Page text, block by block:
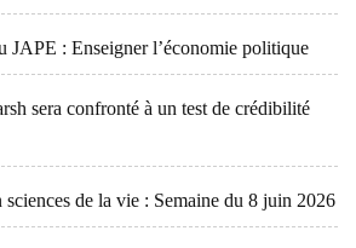
JAPE : Enseigner l’économie politique
sera confronté à un test de crédibilité
sciences de la vie : Semaine du 8 juin 2026